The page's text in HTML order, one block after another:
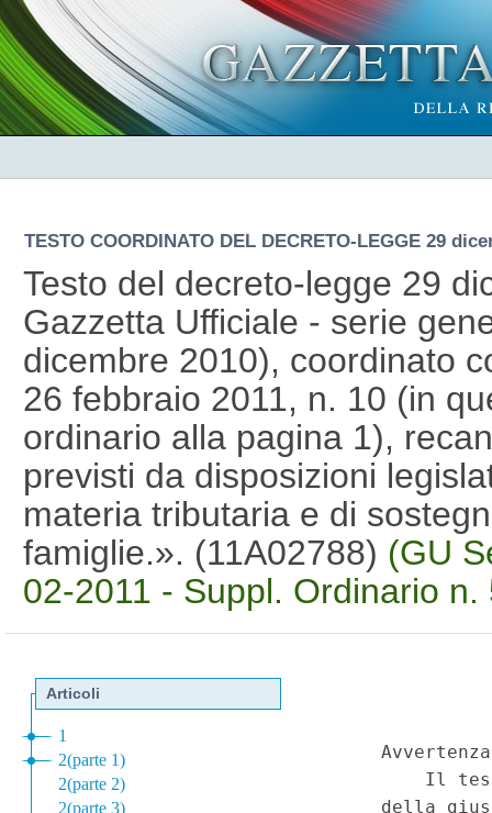
TESTO COORDINATO DEL DECRETO-LEGGE 29
Testo del decreto-legge 29
Gazzetta Ufficiale - serie
dicembre 2010), coordinato
26 febbraio 2011, n. 10 (in
ordinario alla pagina 1),
previsti da disposizioni
materia tributaria e di
famiglie.». (11A02788) (GU
02-2011 - Suppl. Ordinario n.